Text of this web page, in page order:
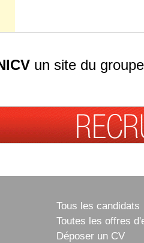
un site du groupe
Tous les candidats
Toutes les offres
Déposer un CV